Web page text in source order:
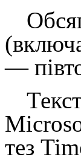
—
тез